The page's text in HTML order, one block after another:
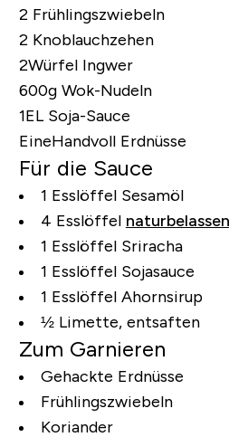
2 Frühlingszwiebeln
2 Knoblauchzehen
2Würfel Ingwer
600g Wok-Nudeln
1EL Soja-Sauce
EineHandvoll Erdnüsse
Für die Sauce
1 Esslöffel Sesamöl
4 Esslöffel
1 Esslöffel Sriracha
1 Esslöffel Sojasauce
1 Esslöffel Ahornsirup
½ Limette, entsaften
Zum Garnieren
Gehackte Erdnüsse
Frühlingszwiebeln
Koriander